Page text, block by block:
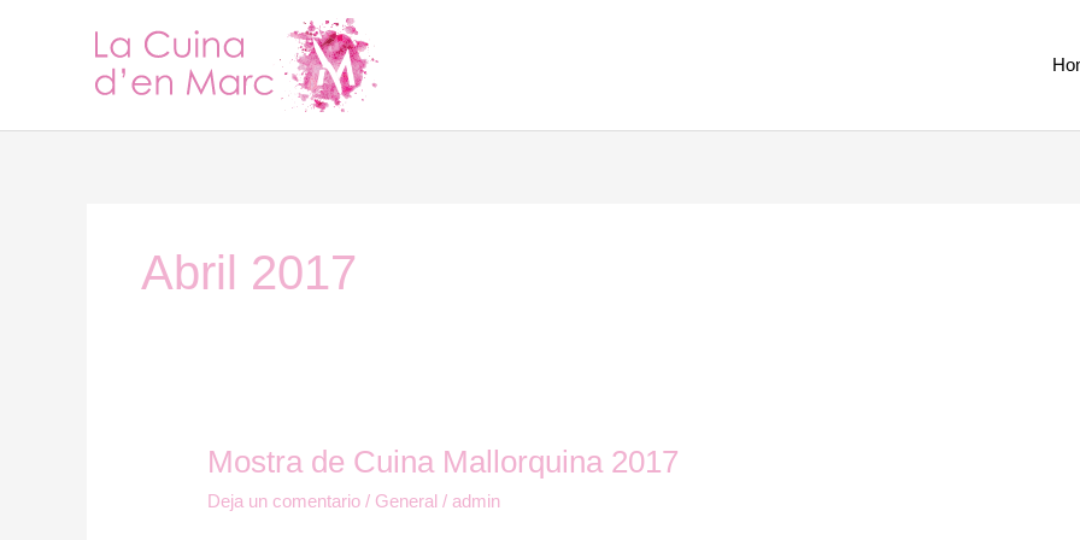
Abril 2017
Mostra de Cuina Mallorquina 2017
Deja un comentario / General /admin
Mostra
Cuina